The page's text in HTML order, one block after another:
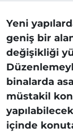
Yeni
geniş bir
değişikliği
binalarda
müstakil
içinde